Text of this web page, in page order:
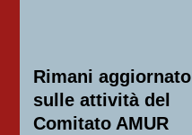
Rimani aggiornato
sulle attività del
Comitato AMUR